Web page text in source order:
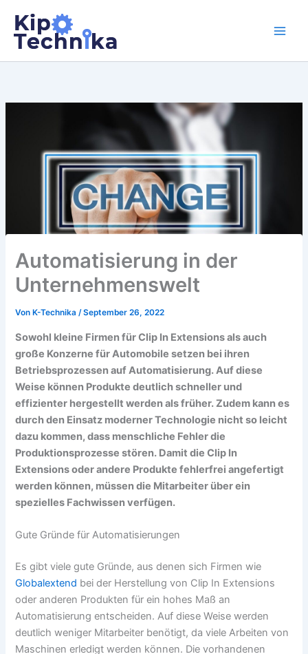
Inhalt
springen
Automatisierung in der
Unternehmenswelt
Von K-Technika/September 26, 2022
Sowohl kleine Firmen für Clip In Extensions als auch
große Konzerne für Automobile setzen bei ihren
Betriebsprozessen auf Automatisierung. Auf diese
Weise können Produkte deutlich schneller und
effizienter hergestellt werden als früher. Zudem kann es
durch den Einsatz moderner Technologie nicht so leicht
dazu kommen, dass menschliche Fehler die
Produktionsprozesse stören. Damit die Clip In
Extensions oder andere Produkte fehlerfrei angefertigt
werden können, müssen die Mitarbeiter über ein
spezielles Fachwissen verfügen.
Gute Gründe für Automatisierungen
Es gibt viele gute Gründe, aus denen sich Firmen wie
Globalextend bei der Herstellung von Clip In Extensions
oder anderen Produkten für ein hohes Maß an
Automatisierung entscheiden. Auf diese Weise werden
deutlich weniger Mitarbeiter benötigt, da viele Arbeiten von
Maschinen erledigt werden können. Die vorhandenen